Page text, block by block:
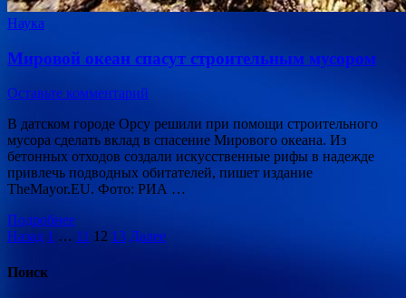
Наука
Мировой океан спасут строительным мусором
Оставьте комментарий
В датском городе Орсу решили при помощи строительного
мусора сделать вклад в спасение Мирового океана. Из
бетонных отходов создали искусственные рифы в надежде
привлечь подводных обитателей, пишет издание
TheMayor.EU. Фото: РИА …
Подробнее
Пагинация
записей
Назад 1 … 11 12 13 Далее
Поиск